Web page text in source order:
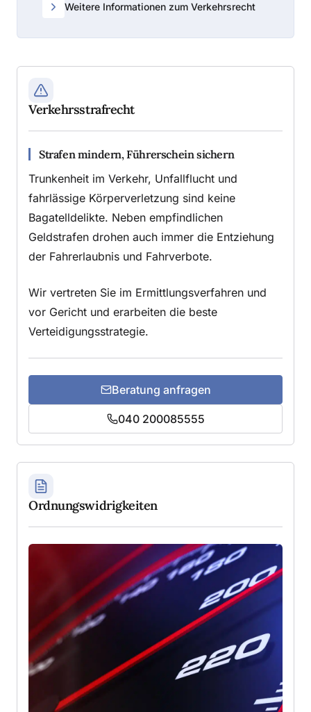
Weitere Informationen zum Verkehrsrecht
Verkehrsstrafrecht
Strafen mindern, Führerschein sichern
Trunkenheit im Verkehr, Unfallflucht und
fahrlässige Körperverletzung sind keine
Bagatelldelikte. Neben empfindlichen
Geldstrafen drohen auch immer die Entziehung
der Fahrerlaubnis und Fahrverbote.
Wir vertreten Sie im Ermittlungsverfahren und
vor Gericht und erarbeiten die beste
Verteidigungsstrategie.
Beratung anfragen
040 200085555
Ordnungswidrigkeiten